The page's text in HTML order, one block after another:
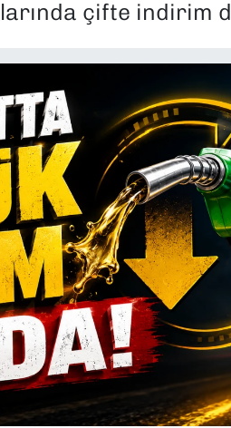
çifte indirim